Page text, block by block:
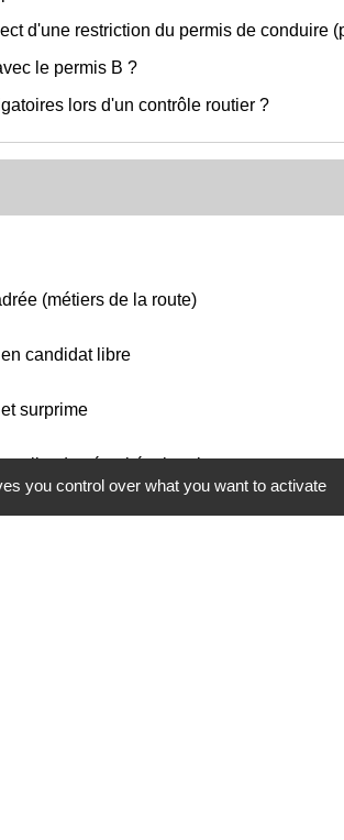
d'une restriction du permis de conduire
le permis B ?
lors d'un contrôle routier ?
(métiers de la route)
candidat libre
surprime
: gilet de sécurité, triangle...
you control over what you want to activate